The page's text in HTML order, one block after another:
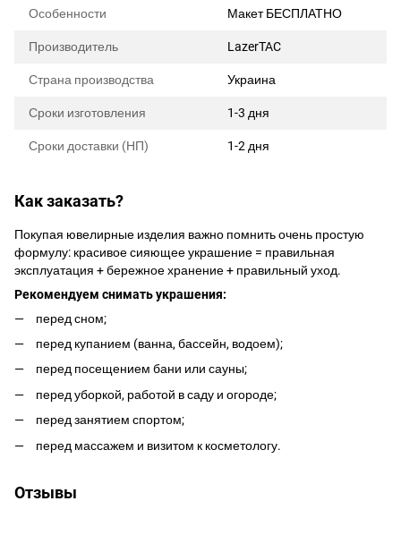
Особенности Макет БЕСПЛАТНО
Производитель LazerTAC
Страна производства Украина
Сроки изготовления 1-3 дня
Сроки доставки (НП) 1-2 дня
Как заказать?
Покупая ювелирные изделия важно помнить очень простую
формулу: красивое сияющее украшение = правильная
эксплуатация + бережное хранение + правильный уход.
Рекомендуем снимать украшения:
перед сном;
перед купанием (ванна, бассейн, водоем);
перед посещением бани или сауны;
перед уборкой, работой в саду и огороде;
перед занятием спортом;
перед массажем и визитом к косметологу.
Отзывы